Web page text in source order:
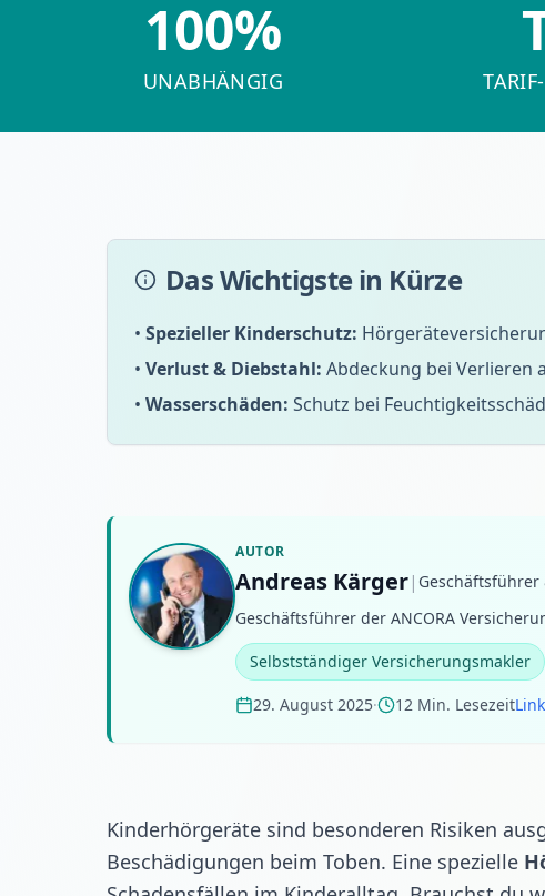
100%
UNABHÄNGIG
Das Wichtigste in Kürze
• Spezieller Kinderschutz:
• Verlust & Diebstahl: Abdeckung bei Verlieren
• Wasserschäden: Schutz bei
AUTOR
Andreas Kärger|
Geschäftsführer der ANCORA
Selbstständiger Versicherungsmakler
29. August 2025· 12 Min. Lesezeit
Kinderhörgeräte sind besonderen Risiken
Beschädigungen beim Toben. Eine spezielle